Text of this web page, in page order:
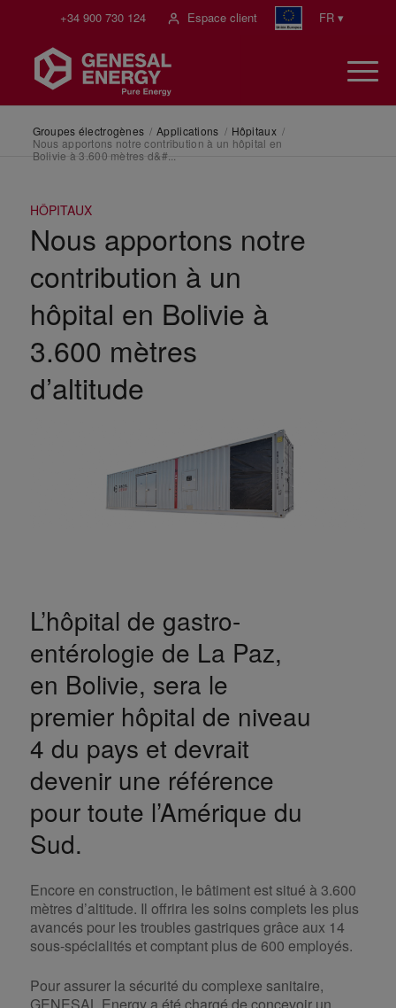
+34 900 730 124 Espace client FR ▾
Groupes électrogènes / Applications / Hôpitaux /
Nous apportons notre contribution à un hôpital en
Bolivie à 3.600 mètres d&#...
HÔPITAUX
Nous apportons notre
contribution à un
hôpital en Bolivie à
3.600 mètres
d’altitude
L’hôpital de gastro-
entérologie de La Paz,
en Bolivie, sera le
premier hôpital de niveau
4 du pays et devrait
devenir une référence
pour toute l’Amérique du
Sud.
Encore en construction, le bâtiment est situé à 3.600
mètres d’altitude. Il offrira les soins complets les plus
avancés pour les troubles gastriques grâce aux 14
sous-spécialités et comptant plus de 600 employés.
Pour assurer la sécurité du complexe sanitaire,